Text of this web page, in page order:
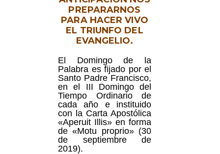
PREPARARNOS
PARA HACER VIVO
EL TRIUNFO DEL
EVANGELIO.
El Domingo de la
Palabra es fijado por el
Santo Padre Francisco,
en el III Domingo del
Tiempo Ordinario de
cada año e instituido
con la Carta Apostólica
«Aperuit Illis» en forma
de «Motu proprio» (30
de septiembre de
2019).